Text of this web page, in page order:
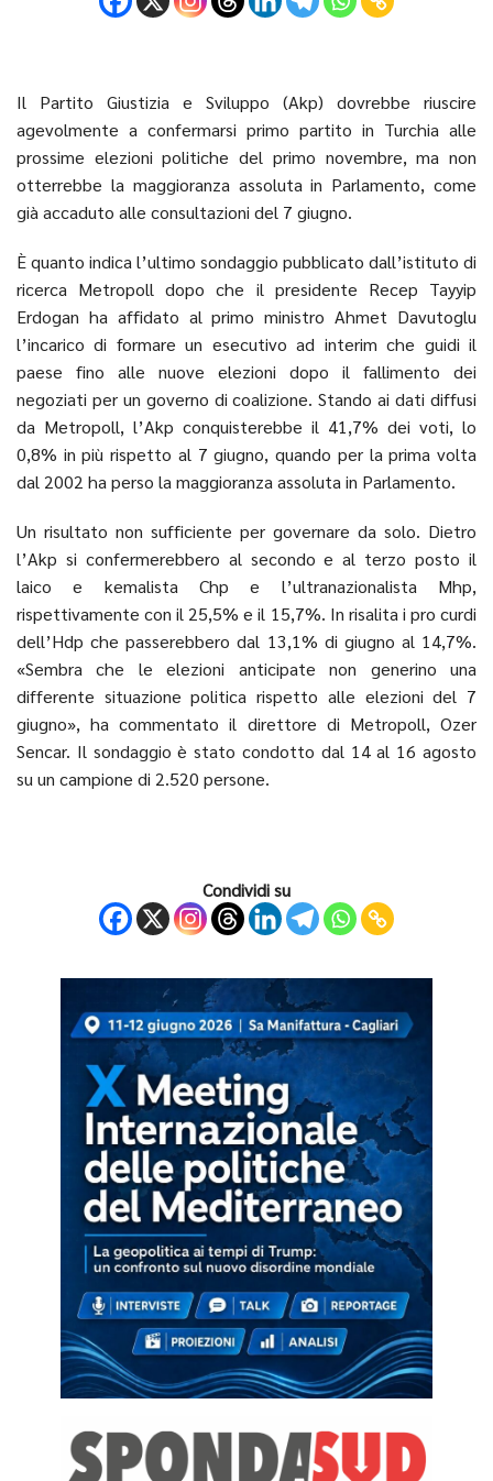
Il Partito Giustizia e Sviluppo (Akp) dovrebbe riuscire
agevolmente a confermarsi primo partito in Turchia alle
prossime elezioni politiche del primo novembre, ma non
otterrebbe la maggioranza assoluta in Parlamento, come
già accaduto alle consultazioni del 7 giugno.
È quanto indica l’ultimo sondaggio pubblicato dall’istituto di
ricerca Metropoll dopo che il presidente Recep Tayyip
Erdogan ha affidato al primo ministro Ahmet Davutoglu
l’incarico di formare un esecutivo ad interim che guidi il
paese fino alle nuove elezioni dopo il fallimento dei
negoziati per un governo di coalizione. Stando ai dati diffusi
da Metropoll, l’Akp conquisterebbe il 41,7% dei voti, lo
0,8% in più rispetto al 7 giugno, quando per la prima volta
dal 2002 ha perso la maggioranza assoluta in Parlamento.
Un risultato non sufficiente per governare da solo. Dietro
l’Akp si confermerebbero al secondo e al terzo posto il
laico e kemalista Chp e l’ultranazionalista Mhp,
rispettivamente con il 25,5% e il 15,7%. In risalita i pro curdi
dell’Hdp che passerebbero dal 13,1% di giugno al 14,7%.
«Sembra che le elezioni anticipate non generino una
differente situazione politica rispetto alle elezioni del 7
giugno», ha commentato il direttore di Metropoll, Ozer
Sencar. Il sondaggio è stato condotto dal 14 al 16 agosto
su un campione di 2.520 persone.
Condividi su